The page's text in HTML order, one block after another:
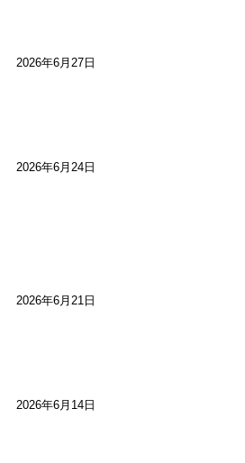
2026年6月27日
2026年6月24日
2026年6月21日
2026年6月14日